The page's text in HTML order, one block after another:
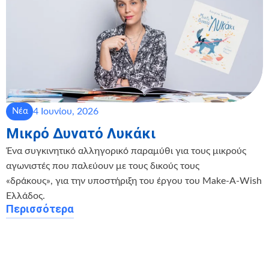
Νέα 4 Ιουνίου, 2026
Μικρό Δυνατό Λυκάκι
Ένα συγκινητικό αλληγορικό παραμύθι για τους μικρούς
αγωνιστές που παλεύουν με τους δικούς τους
«δράκους», για την υποστήριξη του έργου του Make-A-Wish
Ελλάδος.
Περισσότερα